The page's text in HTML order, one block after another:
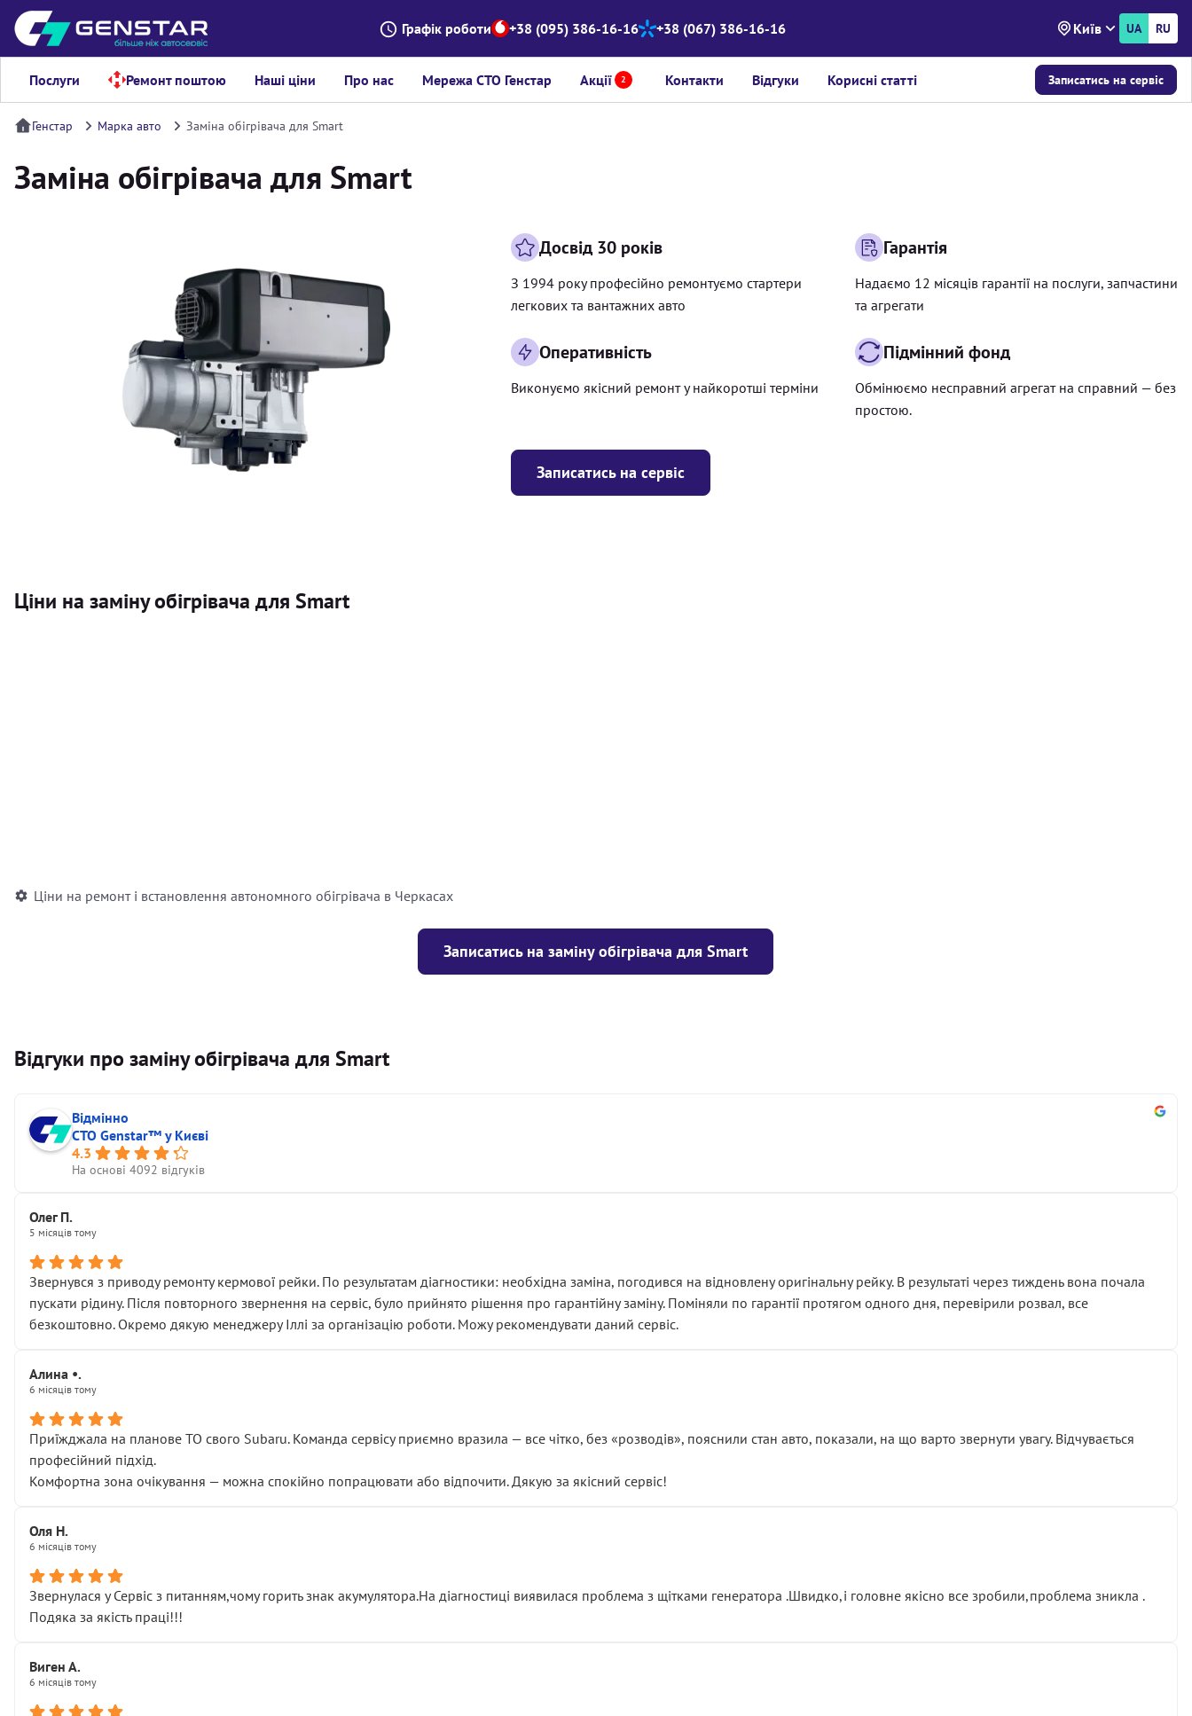
Графік роботи +38 (095) 386-16-16 +38 (067) 386-16-16 Київ UA RU
Послуги Ремонт поштою Наші ціни Про нас Мережа СТО Генстар Акції 2 Контакти Відгуки Корисні статті Записатись на сервіс
Генстар Марка авто Заміна обігрівача для Smart
Заміна обігрівача для Smart
Записатись на сервіс
Досвід 30 років
З 1994 року професійно ремонтуємо стартери
легкових та вантажних авто
Гарантія
Надаємо 12 місяців гарантії на послуги, запчастини
та агрегати
Оперативність
Виконуємо якісний ремонт у найкоротші терміни
Підмінний фонд
Обмінюємо несправний агрегат на справний — без
простою.
Ціни на заміну обігрівача для Smart
Ціни на ремонт і встановлення автономного обігрівача в Черкасах
Записатись на заміну обігрівача для Smart
Відгуки про заміну обігрівача для Smart
Відмінно
СТО Genstar™ у Києві
4.3
На основі 4092 відгуків
Олег П.
5 місяців тому
Звернувся з приводу ремонту кермової рейки. По результатам діагностики: необхідна заміна, погодився на відновлену оригінальну рейку. В результаті через тиждень вона почала
пускати рідину. Після повторного звернення на сервіс, було прийнято рішення про гарантійну заміну. Поміняли по гарантії протягом одного дня, перевірили розвал, все
безкоштовно. Окремо дякую менеджеру Іллі за організацію роботи. Можу рекомендувати даний сервіс.
Алина •.
6 місяців тому
Приїжджала на планове ТО свого Subaru. Команда сервісу приємно вразила — все чітко, без «розводів», пояснили стан авто, показали, на що варто звернути увагу. Відчувається
професійний підхід.
Комфортна зона очікування — можна спокійно попрацювати або відпочити. Дякую за якісний сервіс!
Оля Н.
6 місяців тому
Звернулася у Сервіс з питанням,чому горить знак акумулятора.На діагностиці виявилася проблема з щітками генератора .Швидко,і головне якісно все зробили,проблема зникла .
Подяка за якість праці!!!
Виген А.
6 місяців тому